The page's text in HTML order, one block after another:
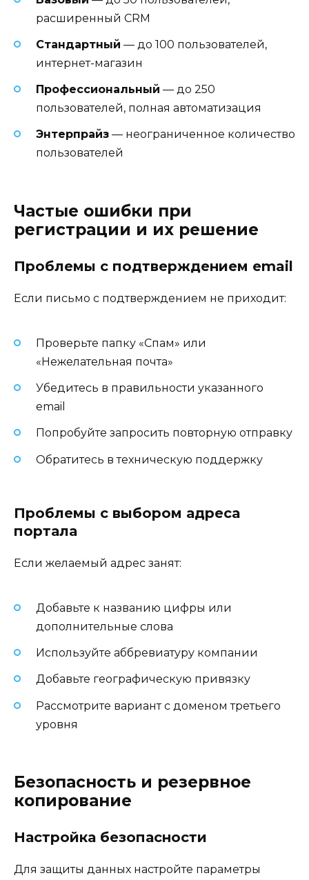
расширенный CRM
Стандартный — до 100 пользователей,
интернет-магазин
Профессиональный — до 250
пользователей, полная автоматизация
Энтерпрайз — неограниченное количество
пользователей
Частые ошибки при
регистрации и их решение
Проблемы с подтверждением email
Если письмо с подтверждением не приходит:
Проверьте папку «Спам» или
«Нежелательная почта»
Убедитесь в правильности указанного
email
Попробуйте запросить повторную отправку
Обратитесь в техническую поддержку
Проблемы с выбором адреса
портала
Если желаемый адрес занят:
Добавьте к названию цифры или
дополнительные слова
Используйте аббревиатуру компании
Добавьте географическую привязку
Рассмотрите вариант с доменом третьего
уровня
Безопасность и резервное
копирование
Настройка безопасности
Для защиты данных настройте параметры